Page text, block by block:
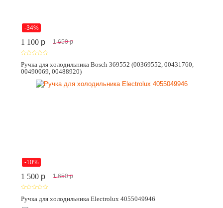
-34%
1 100 p 1 650 p
Ручка для холодильника Bosch 369552 (00369552, 00431760,
00490069, 00488920)
-10%
1 500 p 1 650 p
Ручка для холодильника Electrolux 4055049946